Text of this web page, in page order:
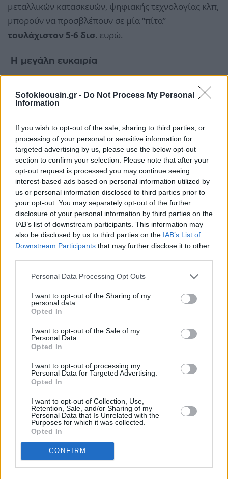
Sofokleousin.gr - Do Not Process My Personal
Information
If you wish to opt-out of the sale, sharing to third parties, or
processing of your personal or sensitive information for
targeted advertising by us, please use the below opt-out
section to confirm your selection. Please note that after your
opt-out request is processed you may continue seeing
interest-based ads based on personal information utilized by
us or personal information disclosed to third parties prior to
your opt-out. You may separately opt-out of the further
disclosure of your personal information by third parties on the
IAB’s list of downstream participants. This information may
also be disclosed by us to third parties on the IAB’s List of
Downstream Participants that may further disclose it to other
Personal Data Processing Opt Outs
I want to opt-out of the Sharing of my
personal data.
Opted In
I want to opt-out of the Sale of my
Personal Data.
Opted In
I want to opt-out of processing my
Personal Data for Targeted Advertising.
Opted In
I want to opt-out of Collection, Use,
Retention, Sale, and/or Sharing of my
Personal Data that Is Unrelated with the
Purposes for which it was collected.
Opted In
CONFIRM
μεταλλικών κατασκευών, ψηφιακής τεχνολογίας κλπ,
μπορούν να προσβλέπουν σε μία “πίτα”
τουλάχιστον 5-6 δισ. ευρώ.
Η μεγάλη ευκαιρία
Προς το παρόν όλοι οι ενδιαφερόμενοι
συντάσσονται στον κοινό στόχο: Να μεγιστοποιηθεί
η ελληνική συμμετοχή.Οι ανταγωνισμοί θ'
αρχίσουν αργότερα,όταν φθάσει η ώρα της